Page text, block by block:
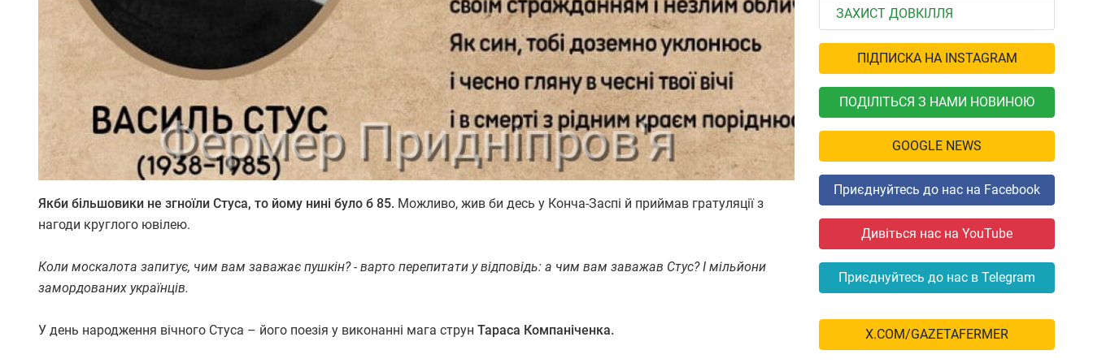
Якби більшовики не згноїли Стуса, то йому нині було б 85. Можливо, жив би десь у Конча-Заспі й приймав гратуляції з
нагоди круглого ювілею.
Коли москалота запитує, чим вам заважає пушкін? - варто перепитати у відповідь: а чим вам заважав Стус? І мільйони
замордованих українців.
У день народження вічного Стуса – його поезія у виконанні мага струн Тараса Компаніченка.
ЗАХИСТ ДОВКІЛЛЯ
ПІДПИСКА НА INSTAGRAM
ПОДІЛІТЬСЯ З НАМИ НОВИНОЮ
GOOGLE NEWS
Приєднуйтесь до нас на Facebook
Дивіться нас на YouTube
Приєднуйтесь до нас в Telegram
X.COM/GAZETAFERMER